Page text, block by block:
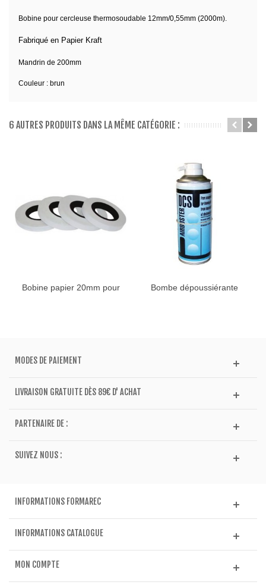
Bobine pour cercleuse thermosoudable 12mm/0,55mm (2000m).
Fabriqué en Papier Kraft
Mandrin de 200mm
Couleur : brun
6 AUTRES PRODUITS DANS LA MÊME CATÉGORIE :
Bobine papier 20mm pour
Bombe dépoussiérante
MODES DE PAIEMENT
LIVRAISON GRATUITE DÈS 89€ D' ACHAT
PARTENAIRE DE :
SUIVEZ NOUS :
INFORMATIONS FORMAREC
INFORMATIONS CATALOGUE
MON COMPTE